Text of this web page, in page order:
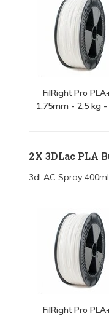
FilRight Pro
1.75mm - 2,5 kg
2X 3DLac PLA
3dLAC Spray 400ml
FilRight Pro